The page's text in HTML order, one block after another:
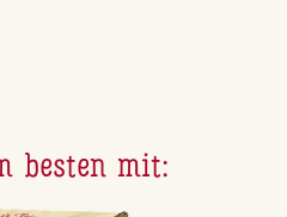
besten mit: